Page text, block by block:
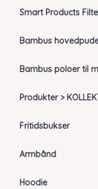
Smart Products
Bambus
Bambus poloer til
Produkter >
Fritidsbukser
Armbånd
Hoodie